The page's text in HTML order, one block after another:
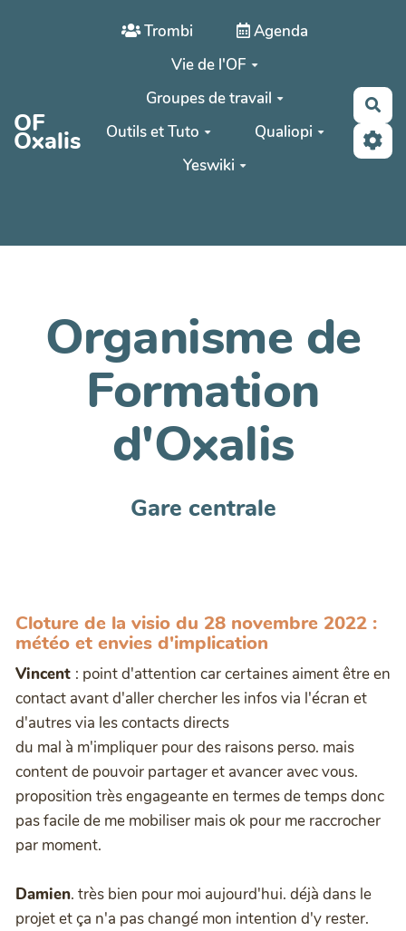
Aller au contenu principal
OF
Oxalis
Trombi
Agenda
Vie de l'OF
Groupes de travail
Outils et Tuto
Qualiopi
Yeswiki
Organisme de
Formation
d'Oxalis
Gare centrale
Cloture de la visio du 28 novembre 2022 :
météo et envies d'implication
Vincent : point d'attention car certaines aiment être en
contact avant d'aller chercher les infos via l'écran et
d'autres via les contacts directs
du mal à m'impliquer pour des raisons perso. mais
content de pouvoir partager et avancer avec vous.
proposition très engageante en termes de temps donc
pas facile de me mobiliser mais ok pour me raccrocher
par moment.
Damien. très bien pour moi aujourd'hui. déjà dans le
projet et ça n'a pas changé mon intention d'y rester.